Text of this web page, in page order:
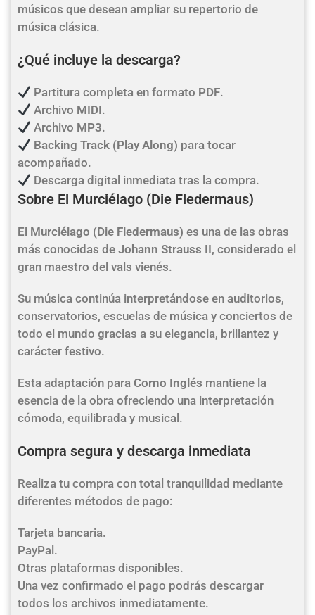
músicos que desean ampliar su repertorio de
música clásica.
¿Qué incluye la descarga?
Partitura completa en formato PDF.
Archivo MIDI.
Archivo MP3.
Backing Track (Play Along) para tocar
acompañado.
Descarga digital inmediata tras la compra.
Sobre El Murciélago (Die Fledermaus)
El Murciélago (Die Fledermaus) es una de las obras
más conocidas de Johann Strauss II, considerado el
gran maestro del vals vienés.
Su música continúa interpretándose en auditorios,
conservatorios, escuelas de música y conciertos de
todo el mundo gracias a su elegancia, brillantez y
carácter festivo.
Esta adaptación para Corno Inglés mantiene la
esencia de la obra ofreciendo una interpretación
cómoda, equilibrada y musical.
Compra segura y descarga inmediata
Realiza tu compra con total tranquilidad mediante
diferentes métodos de pago:
Tarjeta bancaria.
PayPal.
Otras plataformas disponibles.
Una vez confirmado el pago podrás descargar
todos los archivos inmediatamente.